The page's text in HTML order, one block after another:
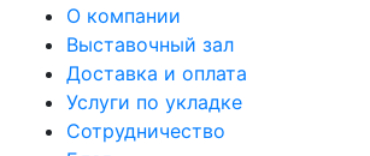
О компании
Выставочный зал
Доставка и оплата
Услуги по укладке
Сотрудничество